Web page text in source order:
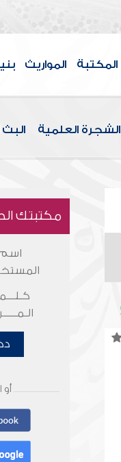
المكتبة المواريث
الشجرة العلمية البث
مكتبتك